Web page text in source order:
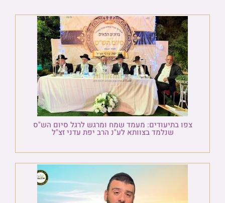
צפו בתיעודים: מעמד שמח ומרגש לרגל סיום הש"ס
שנלמד בצוותא לע"נ הרב יפת עדני זצ"ל